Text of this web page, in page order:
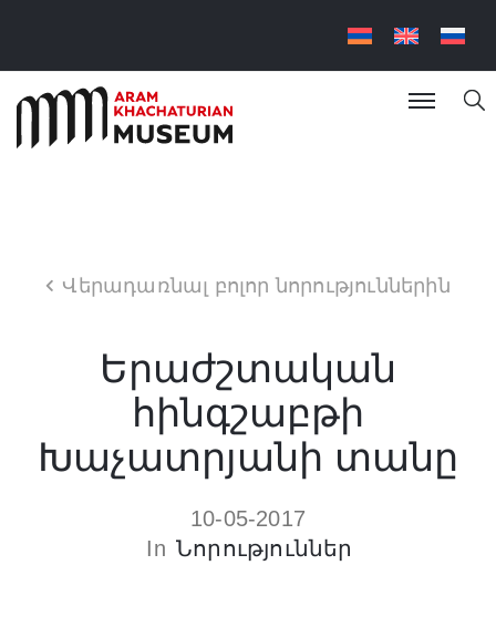
Վերադառնալ բոլոր նորություններին
Երաժշտական
հինգշաբթի
Խաչատրյանի տանը
10-05-2017
In Նորություններ